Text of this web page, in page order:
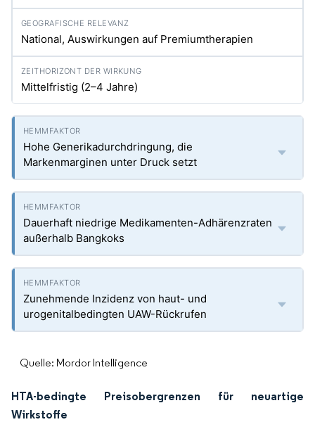
National, Auswirkungen auf Premiumtherapien
Mittelfristig (2–4 Jahre)
Hohe Generikadurchdringung, die
Markenmarginen unter Druck setzt
Dauerhaft niedrige Medikamenten-Adhärenzraten
außerhalb Bangkoks
Zunehmende Inzidenz von haut- und
urogenitalbedingten UAW-Rückrufen
Quelle: Mordor Intelligence
HTA-bedingte Preisobergrenzen für neuartige
Wirkstoffe